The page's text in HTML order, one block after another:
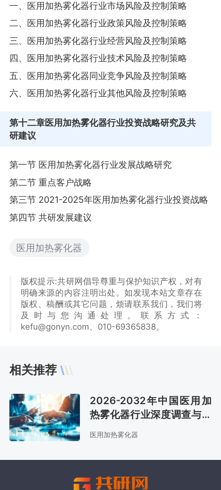
一、医用加热雾化器行业市场风险及控制策略
二、医用加热雾化器行业政策风险及控制策略
三、医用加热雾化器行业经营风险及控制策略
四、医用加热雾化器行业技术风险及控制策略
五、医用加热雾化器同业竞争风险及控制策略
六、医用加热雾化器行业其他风险及控制策略
第十二章医用加热雾化器行业投资战略研究及共
研建议
第一节 医用加热雾化器行业发展战略研究
第二节 重点客户战略
第三节 2021-2025年医用加热雾化器行业投资战略
第四节 共研发展建议
医用加热雾化器
版权提示:共研网倡导尊重与保护知识产权，对有
明确来源的内容注明出处。如发现本站文章存在
版权、稿酬或其它问题，烦请联系我们，我们将
及时与您沟通处理。联系方式：
kefu@gonyn.com、010-69365838。
相关推荐
2026-2032年中国医用加
热雾化器行业深度调查与前
景趋势报告
医用加热雾化器